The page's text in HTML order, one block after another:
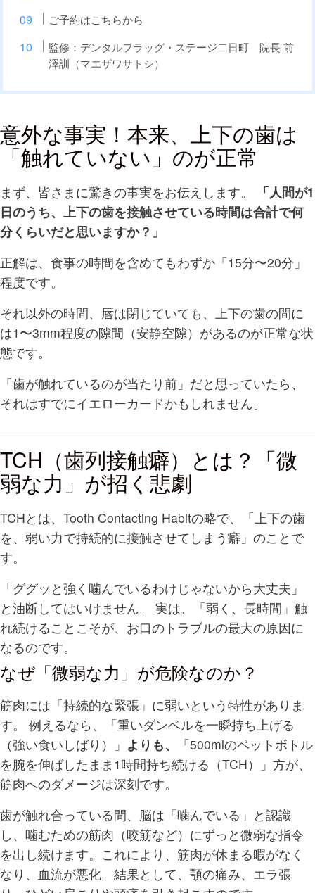
ご予約はこちらから
監修：デンタルフラッグ・ステージ二日町 院長 前
澤訓（マエザワサトシ）
意外な事実！本来、上下の歯は
「触れていない」のが正常
まず、皆さまに驚きの事実をお伝えします。
「人間が1
日のうち、上下の歯を接触させている時間は合計で何
分くらいだと思いますか？」
正解は、食事の時間を含めてもわずか「15分〜20分」
程度です。
それ以外の時間、唇は閉じていても、上下の歯の間に
は1〜3mm程度の隙間（安静空隙）があるのが正常な状
態です。
「歯が触れているのが当たり前」だと思っていたら、
それはすでにイエローカードかもしれません。
TCH（歯列接触癖）とは？「微
弱な力」が招く悲劇
TCHとは、Tooth Contacting Habitの略で、「上下の歯
を、弱い力で持続的に接触させてしまう癖」のことで
す。
「ググッと強く噛んでいるわけじゃないから大丈夫」
と油断してはいけません。 実は、「弱く、長時間」触
れ続けることこそが、お口のトラブルの最大の原因に
なるのです。
なぜ「微弱な力」が危険なのか？
筋肉には「持続的な緊張」に弱いという特性がありま
す。 例えるなら、「重いダンベルを一瞬持ち上げる
（強い食いしばり）」 よりも、
「500mlのペットボトル
を腕を伸ばしたまま1時間持ち続ける（TCH）」方が、
筋肉へのダメージは深刻です。
歯が触れ合っている間、脳は「噛んでいる」と認識
し、噛むための筋肉（咬筋など）にずっと微弱な指令
を出し続けます。これにより、筋肉が休まる暇がなく
なり、血流が悪化。結果として、顎の痛み、エラ張